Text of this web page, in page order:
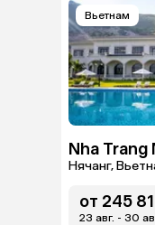
Вьетнам
Нячанг,
от 245
23 авг. - 30